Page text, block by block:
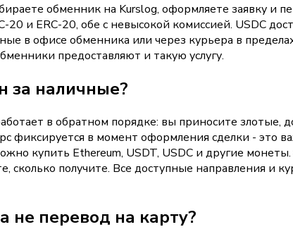
обменник на Kurslog, оформляете заявку и
и ERC-20, обе с невысокой комиссией. USDC
в офисе обменника или через курьера в
предоставляют и такую услугу.
за наличные?
в обратном порядке: вы приносите злотые,
фиксируется в момент оформления сделки - это
купить Ethereum, USDT, USDC и другие
сколько получите. Все доступные направления и
не перевод на карту?